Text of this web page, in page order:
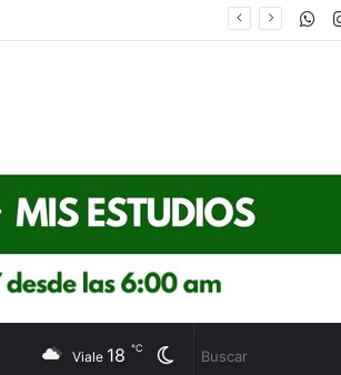
Cambiar
Viale 18 ℃